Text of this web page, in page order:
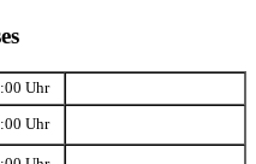
Uhr
Uhr